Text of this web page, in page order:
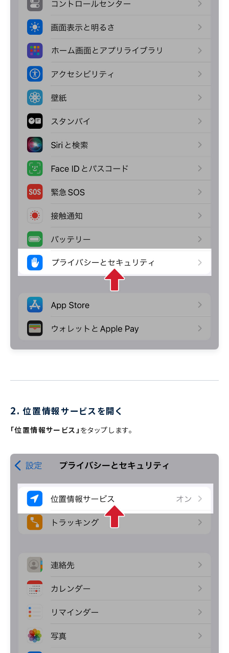
2. 位置情報サービスを開く
「位置情報サービス」 をタップします。